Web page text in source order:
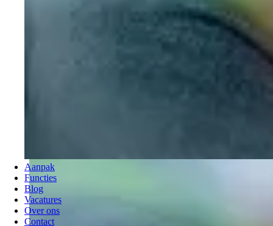
Aanpak
Functies
Blog
Vacatures
Over ons
Contact